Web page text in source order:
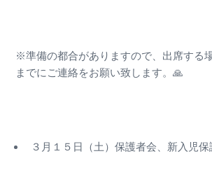
※準備の都合がありますので、出席する
までにご連絡をお願い致します。🙏
３月１５日（土）保護者会、新入児